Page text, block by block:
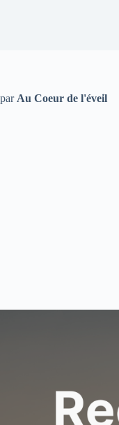
par Au Coeur de l'éveil